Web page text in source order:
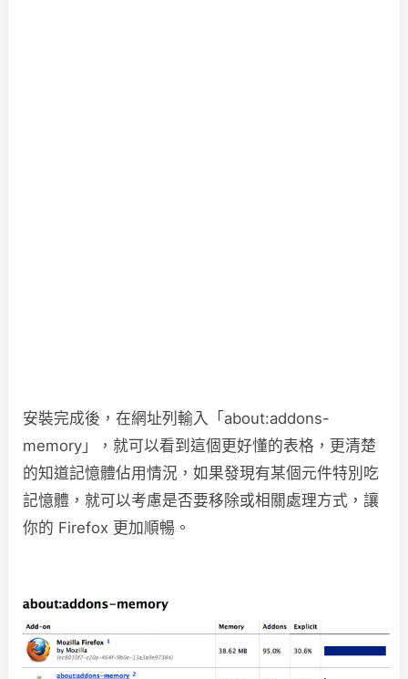
安裝完成後，在網址列輸入「about:addons-
memory」，就可以看到這個更好懂的表格，更清楚
的知道記憶體佔用情況，如果發現有某個元件特別吃
記憶體，就可以考慮是否要移除或相關處理方式，讓
你的 Firefox 更加順暢。